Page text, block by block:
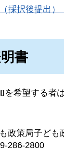
採択後提出）
書
を希望する者
政策局子ども
286-2800